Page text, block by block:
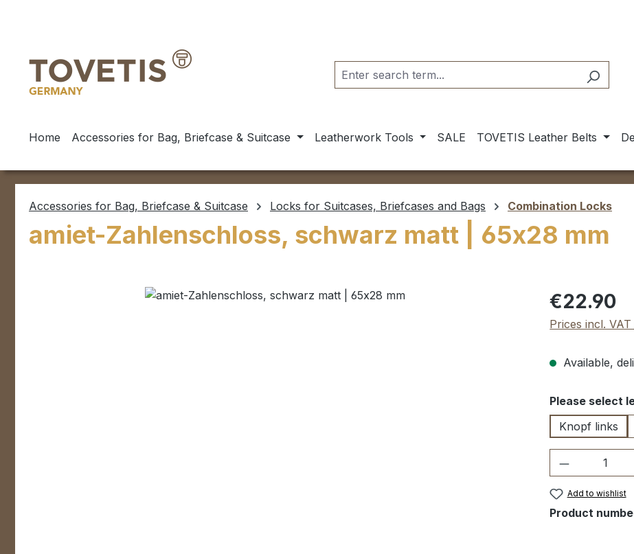
Home Accessories for Bag, Briefcase & Suitcase Leatherwork Tools SALE TOVETIS Leather Belts
Accessories for Bag, Briefcase & Suitcase Locks for Suitcases, Briefcases and Bags Combination Locks
amiet-Zahlenschloss, schwarz matt | 65x28 mm
Regular price:
€22.90
Prices incl.
Available,
Select
Please select
Knopf links
Product
Add to wishlist
Product